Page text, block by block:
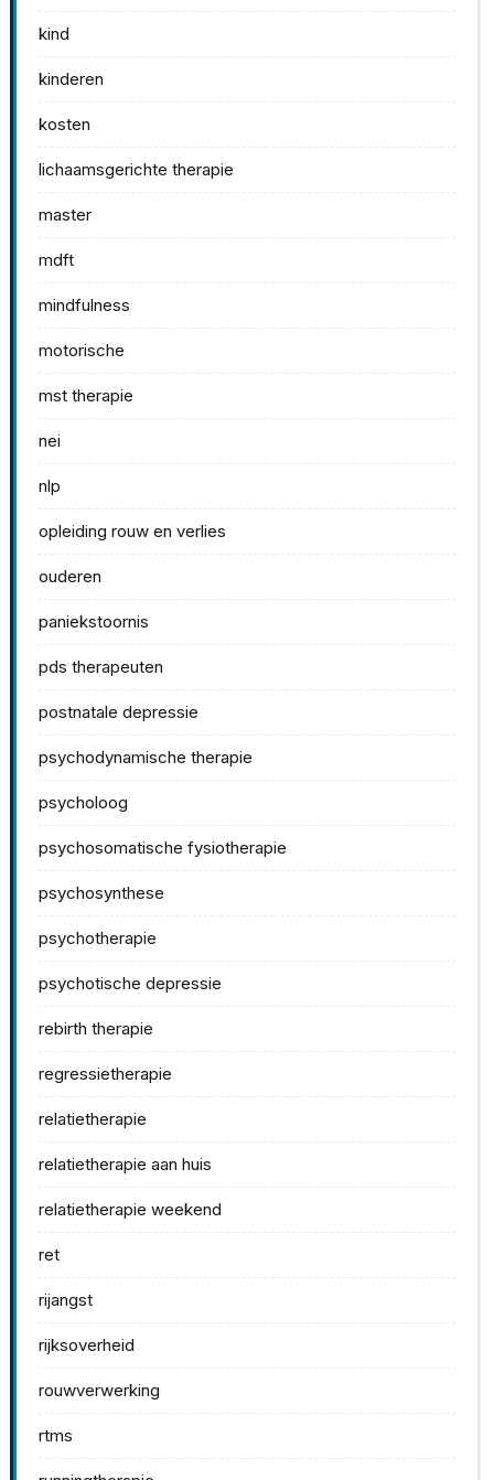
kind
kinderen
kosten
lichaamsgerichte therapie
master
mdft
mindfulness
motorische
mst therapie
nei
nlp
opleiding rouw en verlies
ouderen
paniekstoornis
pds therapeuten
postnatale depressie
psychodynamische therapie
psycholoog
psychosomatische fysiotherapie
psychosynthese
psychotherapie
psychotische depressie
rebirth therapie
regressietherapie
relatietherapie
relatietherapie aan huis
relatietherapie weekend
ret
rijangst
rijksoverheid
rouwverwerking
rtms